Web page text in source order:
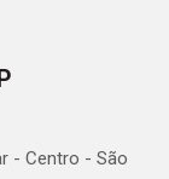
- Centro - São